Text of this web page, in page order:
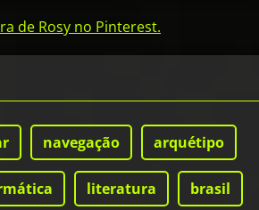
de Rosy no Pinterest.
navegação arquétipo
literatura brasil